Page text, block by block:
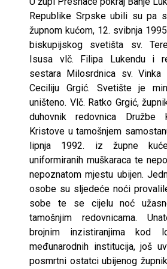
Republike Srpske ubili su pa
župnom kućom, 12. svibnja
biskupijskog svetišta sv.
Isusa vlč. Filipa Lukendu i
sestara Milosrdnica sv. Vinka
Ceciliju Grgić. Svetište je
uništeno. Vlč. Ratko Grgić,
duhovnik redovnica Družbe
Kristove u tamošnjem
lipnja 1992. iz župne
uniformiranih muškaraca te
nepoznatom mjestu ubijen.
osobe su sljedeće noći
sobe te se cijelu noć
tamošnjim redovnicama.
brojnim inzistiranjima kod
međunarodnih institucija, još
posmrtni ostatci ubijenog